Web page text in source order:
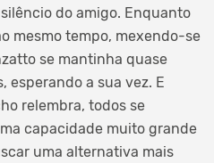
do amigo. Enquanto
mesmo tempo, mexendo-se
se mantinha quase
esperando a sua vez. E
relembra, todos se
capacidade muito grande
uma alternativa mais